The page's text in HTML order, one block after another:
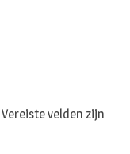
Vereiste velden zijn